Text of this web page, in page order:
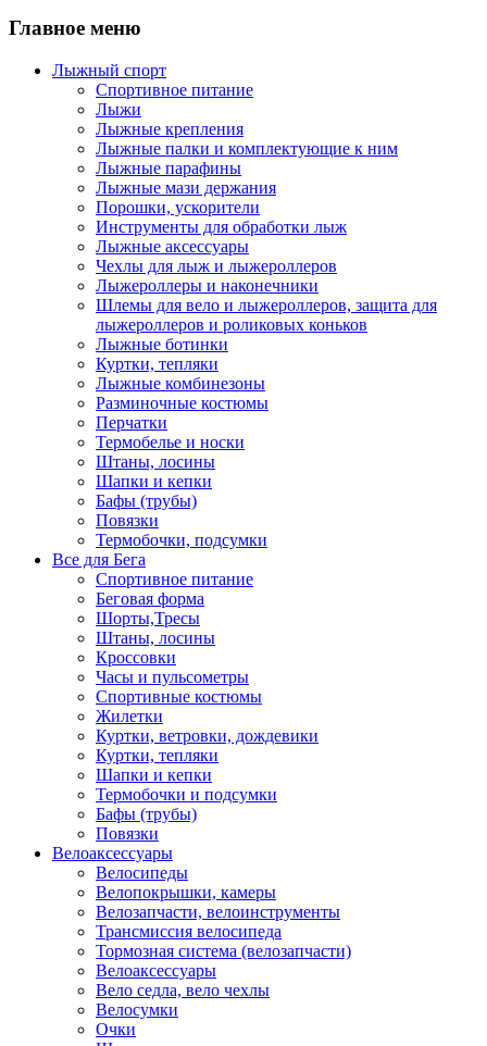
Главное меню
Лыжный спорт
Спортивное питание
Лыжи
Лыжные крепления
Лыжные палки и комплектующие к ним
Лыжные парафины
Лыжные мази держания
Порошки, ускорители
Инструменты для обработки лыж
Лыжные аксессуары
Чехлы для лыж и лыжероллеров
Лыжероллеры и наконечники
Шлемы для вело и лыжероллеров, защита для
лыжероллеров и роликовых коньков
Лыжные ботинки
Куртки, тепляки
Лыжные комбинезоны
Разминочные костюмы
Перчатки
Термобелье и носки
Штаны, лосины
Шапки и кепки
Бафы (трубы)
Повязки
Термобочки, подсумки
Все для Бега
Спортивное питание
Беговая форма
Шорты,Тресы
Штаны, лосины
Кроссовки
Часы и пульсометры
Спортивные костюмы
Жилетки
Куртки, ветровки, дождевики
Куртки, тепляки
Шапки и кепки
Термобочки и подсумки
Бафы (трубы)
Повязки
Велоаксессуары
Велосипеды
Велопокрышки, камеры
Велозапчасти, велоинструменты
Трансмиссия велосипеда
Тормозная система (велозапчасти)
Велоаксессуары
Вело седла, вело чехлы
Велосумки
Очки